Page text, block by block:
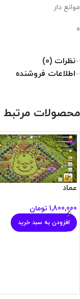
موانع دار
ه
نظرات (0)
اطلاعات فروشنده
محصولات مرتبط
عماد
1,800,000 تومان
افزودن به سبد خرید